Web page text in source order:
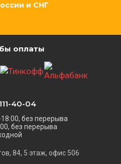
и СНГ
оплаты
40-04
без перерыва
без перерыва
84, 5 этаж, офис 506